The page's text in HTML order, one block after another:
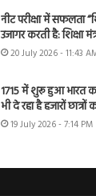
नीट परीक्षा में सफलता
उजागर करती है: शिक्षा
20 July 2026 - 11:43
1715 में शुरू हुआ भारत
भी दे रहा है हजारों छात्रों
19 July 2026 - 7:14 PM